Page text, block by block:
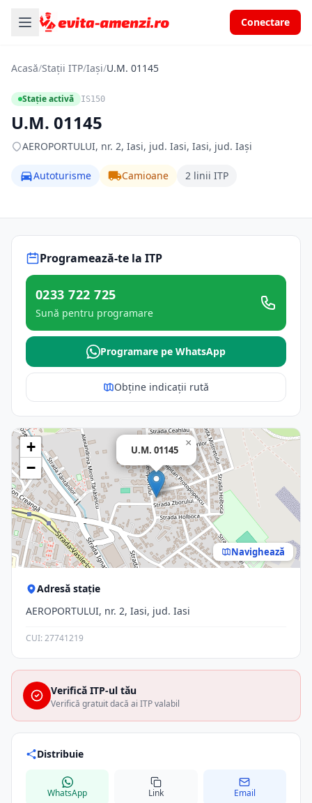
Conectare
Acasă/Stații ITP/Iași/U.M. 01145
Stație activă IS150
U.M. 01145
AEROPORTULUI, nr. 2, Iasi, jud. Iasi, Iasi, jud. Iași
Autoturisme Camioane 2 linii ITP
Programează-te la ITP
0233 722 725
Sună pentru programare
Programare pe WhatsApp
Obține indicații rută
U.M. 01145
×
+
−
Navighează
Adresă stație
AEROPORTULUI, nr. 2, Iasi, jud. Iasi
CUI: 27741219
Verifică ITP-ul tău
Verifică gratuit dacă ai ITP valabil
Distribuie
WhatsApp Link Email